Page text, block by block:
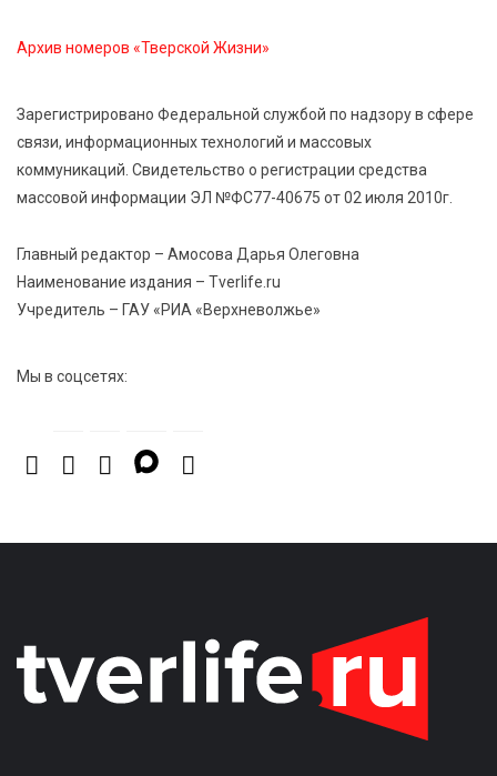
Золотой век “Горьковки”: как А. М. Кузнецова
7 Авг 2026 15:30 301
«Россети Центр» отремонтировали почти 270
трансформаторных подстанций и более 146 км ЛЭП
7 Авг 2026 15:10 307
На Петербургском марафоне «Пушкин — Петербург»
Архив номеров «Тверской Жизни»
Зарегистрировано Федеральной службой по надзору в сфере
связи, информационных технологий и массовых
коммуникаций. Свидетельство о регистрации средства
массовой информации ЭЛ №ФС77-40675 от 02 июля 2010г.
Главный редактор – Амосова Дарья Олеговна
Наименование издания – Tverlife.ru
Учредитель – ГАУ «РИА «Верхневолжье»
Мы в соцсетях: